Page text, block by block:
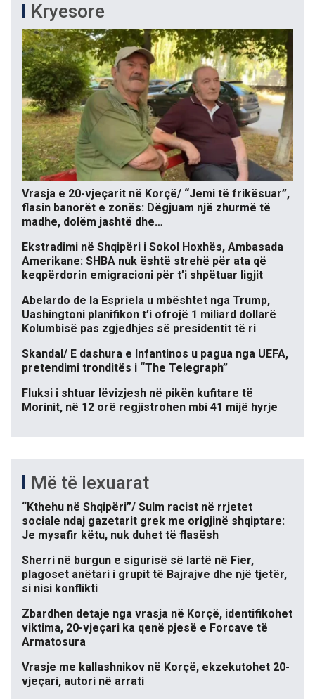
Kryesore
Vrasja e 20-vjeçarit në Korçë/ “Jemi të frikësuar”,
flasin banorët e zonës: Dëgjuam një zhurmë të
madhe, dolëm jashtë dhe…
Ekstradimi në Shqipëri i Sokol Hoxhës, Ambasada
Amerikane: SHBA nuk është strehë për ata që
keqpërdorin emigracioni për t’i shpëtuar ligjit
Abelardo de la Espriela u mbështet nga Trump,
Uashingtoni planifikon t’i ofrojë 1 miliard dollarë
Kolumbisë pas zgjedhjes së presidentit të ri
Skandal/ E dashura e Infantinos u pagua nga UEFA,
pretendimi tronditës i “The Telegraph”
Fluksi i shtuar lëvizjesh në pikën kufitare të
Morinit, në 12 orë regjistrohen mbi 41 mijë hyrje
Më të lexuarat
“Kthehu në Shqipëri”/ Sulm racist në rrjetet
sociale ndaj gazetarit grek me origjinë shqiptare:
Je mysafir këtu, nuk duhet të flasësh
Sherri në burgun e sigurisë së lartë në Fier,
plagoset anëtari i grupit të Bajrajve dhe një tjetër,
si nisi konflikti
Zbardhen detaje nga vrasja në Korçë, identifikohet
viktima, 20-vjeçari ka qenë pjesë e Forcave të
Armatosura
Vrasje me kallashnikov në Korçë, ekzekutohet 20-
vjeçari, autori në arrati